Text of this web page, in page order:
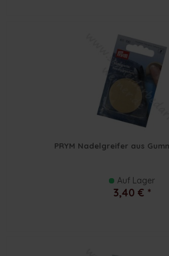
PRYM Nadelgreifer aus
Auf Lager
3,40 € *